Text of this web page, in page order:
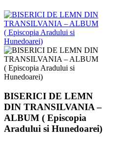
BISERICI DE LEMN
DIN TRANSILVANIA –
ALBUM ( Episcopia
Aradului si Hunedoarei)